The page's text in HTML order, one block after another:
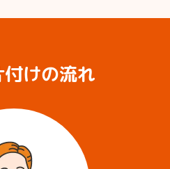
けの流れ